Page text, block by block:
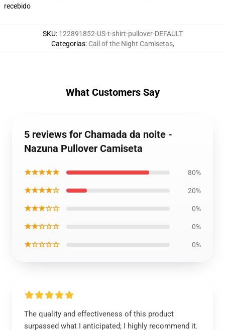
recebido
SKU: 122891852-US-t-shirt-pullover-DEFAULT
Categorias: Call of the Night Camisetas,
What Customers Say
5 reviews for Chamada da noite -
Nazuna Pullover Camiseta
★★★★★ 80%
★★★★☆ 20%
★★★☆☆ 0%
★★☆☆☆ 0%
★☆☆☆☆ 0%
The quality and effectiveness of this product
surpassed what I anticipated; I highly recommend it.